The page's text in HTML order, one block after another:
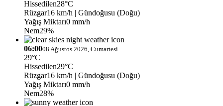
Hissedilen28°C
Rüzgar16 km/h | Gündoğusu (Doğu)
Yağış Miktarı0 mm/h
Nem29%
06:0008 Ağustos 2026, Cumartesi
29°C
Hissedilen29°C
Rüzgar16 km/h | Gündoğusu (Doğu)
Yağış Miktarı0 mm/h
Nem28%